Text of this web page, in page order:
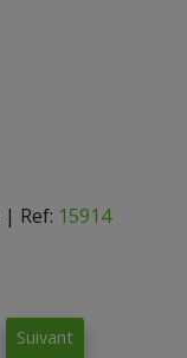
| Ref: 15914
Suivant